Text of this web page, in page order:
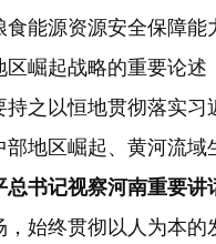
能源资源安全保障能
起战略的重要论述
之以恒地贯彻落实
地区崛起、黄河流
总书记视察河南重要
始终贯彻以人为本